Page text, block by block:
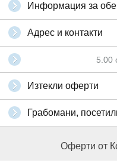
Информация за
Адрес и контакти
5.00
Изтекли оферти
Грабомани,
Оферти от